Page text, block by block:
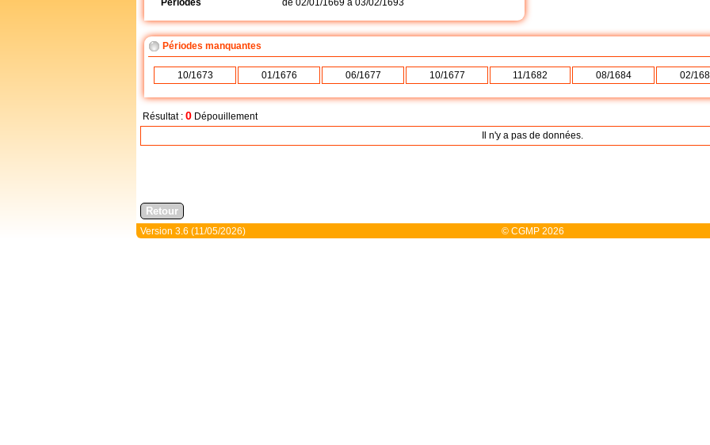
Périodes
de 02/01/1669 à 03/02/1693
Périodes manquantes
10/1673 01/1676 06/1677 10/1677 11/1682 08/1684 02/
Résultat : 0 Dépouillement
Il n'y a pas de données.
Version 3.6 (11/05/2026) © CGMP 2026